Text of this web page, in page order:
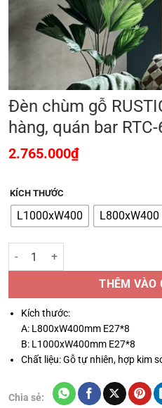
Đèn chùm gỗ
hàng, quán bar
2.765.000₫
KÍCH THƯỚC
L1000xW400 L800xW400
Đèn chùm gỗ RUSTIC trang trí
THÊM VÀO
Kích thước:
A: L800xW400mm E27*8
B: L1000xW400mm E27*8
Chất liệu: Gỗ tự nhiên, hợp kim
Chia sẻ: